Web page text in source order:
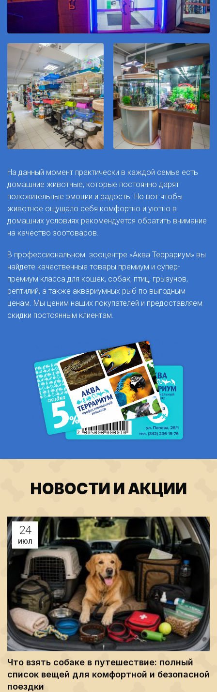
На данный момент практически в каждой семье есть
домашние животные, которые постоянно дарят
положительные эмоции и радость. Но вот чтобы
животное ощущало себя комфортно и уютно в
домашних условиях рекомендуется обратить внимание
на качество зоотоваров.
В профессиональном зооцентре «Аква Террариум» вы
найдете качественные товары премиум и супер-
премиум класса для кошек, собак, птиц, грызунов,
рептилий, а также аквариумных рыб по выгодным
ценам. Мы ценим наших покупателей и предоставляем
скидки постоянным клиентам.
НОВОСТИ И АКЦИИ
24
ИЮЛ
Что взять собаке в путешествие: полный
список вещей для комфортной и безопасной
поездки